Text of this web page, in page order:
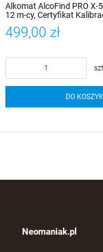
Alkomat AlcoFind PRO X-5
12 m-cy, Certyfikat Kalibracji
499,00 zł
szt.
DO KOSZYKA
Neomaniak.pl